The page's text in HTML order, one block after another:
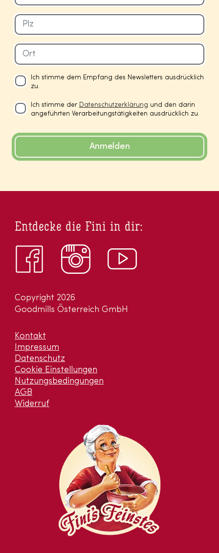
Ich stimme dem Empfang des Newsletters ausdrücklich
zu.
Ich stimme der Datenschutzerklärung und den darin
angeführten Verarbeitungstätigkeiten ausdrücklich zu.
Anmelden
Copyright 2026
Goodmills Österreich GmbH
Kontakt
Impressum
Datenschutz
Cookie Einstellungen
Nutzungsbedingungen
AGB
Widerruf
Entdecke die Fini in dir: